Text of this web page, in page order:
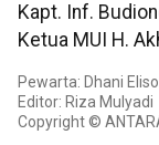
Kapt. Inf.
Ketua MUI H.
Pewarta: Dhani
Editor: Riza Mulyadi
Copyright ©